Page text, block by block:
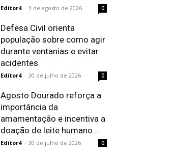
Editor4 - 3 de agosto de 2026 0
Defesa Civil orienta
população sobre como agir
durante ventanias e evitar
acidentes
Editor4 - 30 de julho de 2026 0
Agosto Dourado reforça a
importância da
amamentação e incentiva a
doação de leite humano...
Editor4 - 30 de julho de 2026 0